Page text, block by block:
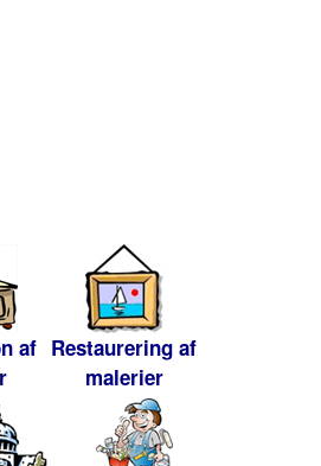
af Restaurering af
malerier